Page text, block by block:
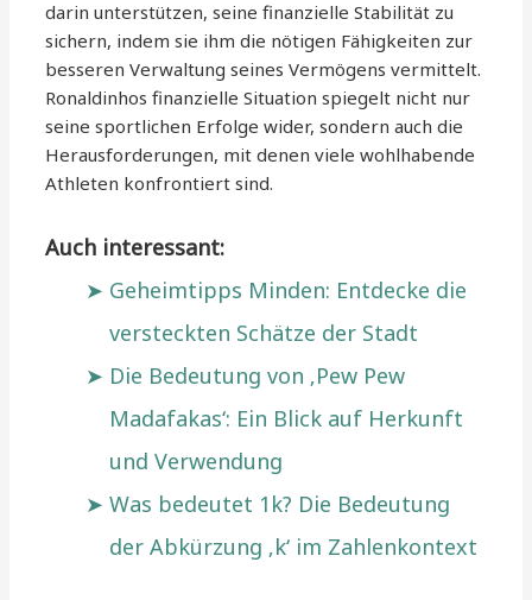
darin unterstützen, seine finanzielle Stabilität zu
sichern, indem sie ihm die nötigen Fähigkeiten zur
besseren Verwaltung seines Vermögens vermittelt.
Ronaldinhos finanzielle Situation spiegelt nicht nur
seine sportlichen Erfolge wider, sondern auch die
Herausforderungen, mit denen viele wohlhabende
Athleten konfrontiert sind.
Auch interessant:
Geheimtipps Minden: Entdecke die
versteckten Schätze der Stadt
Die Bedeutung von ‚Pew Pew
Madafakas‘: Ein Blick auf Herkunft
und Verwendung
Was bedeutet 1k? Die Bedeutung
der Abkürzung ‚k‘ im Zahlenkontext